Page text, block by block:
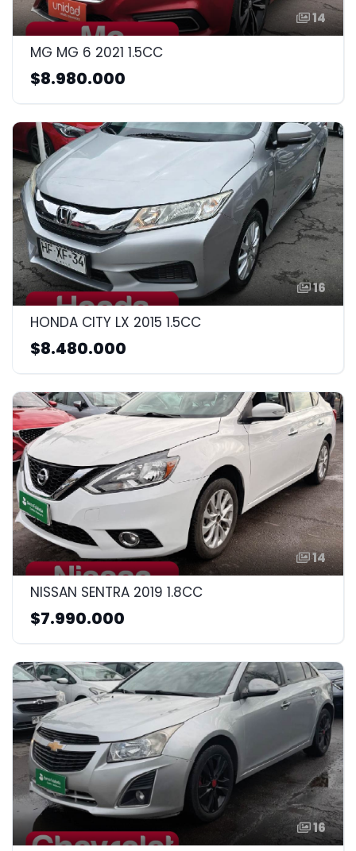
14
MG MG 6 2021 1.5CC
$8.980.000
16
HONDA CITY LX 2015 1.5CC
$8.480.000
14
NISSAN SENTRA 2019 1.8CC
$7.990.000
16